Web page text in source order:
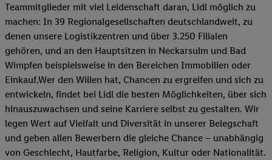
Teammitglieder mit viel Leidenschaft daran, Lidl möglich zu
machen: In 39 Regionalgesellschaften deutschlandweit, zu
denen unsere Logistikzentren und über 3.250 Filialen
gehören, und an den Hauptsitzen in Neckarsulm und Bad
Wimpfen beispielsweise in den Bereichen Immobilien oder
Einkauf.Wer den Willen hat, Chancen zu ergreifen und sich zu
entwickeln, findet bei Lidl die besten Möglichkeiten, über sich
hinauszuwachsen und seine Karriere selbst zu gestalten. Wir
legen Wert auf Vielfalt und Diversität in unserer Belegschaft
und geben allen Bewerbern die gleiche Chance – unabhängig
von Geschlecht, Hautfarbe, Religion, Kultur oder Nationalität.